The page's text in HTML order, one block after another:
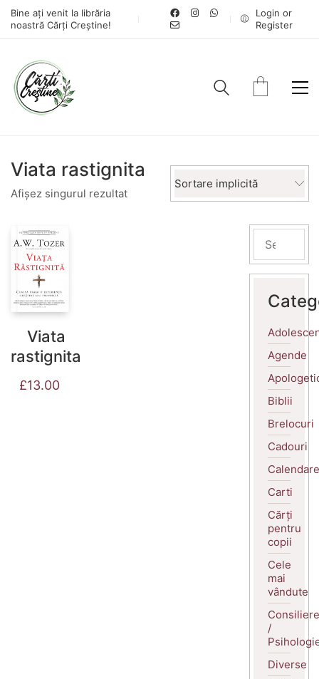
Bine ați venit la librăria
noastră Cărți Creștine!
Login or
Register
Viata rastignita
Afișez singurul rezultat
Sortare implicită
Viata
rastignita
£13.00
Agende
Biblii
Brelocuri
Cadouri
Calendare
Carti
Cărți
pentru
copii
Cele
mai
vândute
Consiliere
/
Diverse